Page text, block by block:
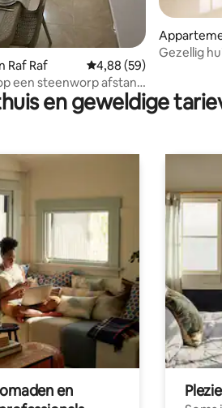
Raf Raf Gemiddelde
4,88 (59)
een steenworp afstand
Gezellig
en geweldige
en